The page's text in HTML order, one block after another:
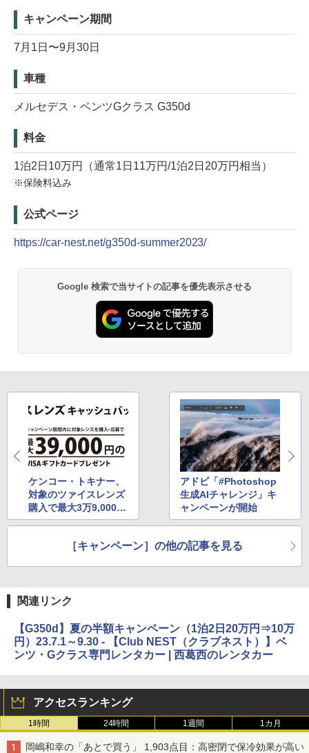
キャンペーン期間
7月1日〜9月30日
車種
メルセデス・ベンツGクラス G350d
料金
1泊2日10万円（通常1日11万円/1泊2日20万円相当）
※保険料込み
公式ページ
https://car-nest.net/g350d-summer2023/
Google 検索で当サイトの記事を優先表示させる
ケンコー・トキナー、
対象のツァイスレンズ
購入で最大3万9,000円
キャッシュバック
アドビ「#Photoshop
生成AIチャレンジ」キ
ャンペーンが開始
［キャンペーン］の他の記事を見る
関連リンク
【G350d】夏の半額キャンペーン（1泊2日20万円⇒10万
円）23.7.1～9.30 - 【Club NEST（クラブネスト）】ベ
ンツ・Gクラス専門レンタカー | 西葛西のレンタカー
アクセスランキング
1時間 24時間 1週間 1カ月
岡嶋和幸の「あとで買う」 1,903点目：高密閉で保冷効果が高い